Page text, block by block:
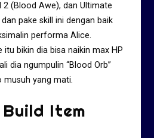
2 (Blood Awe), dan Ultimate
pake skill ini dengan baik
performa Alice.
itu bikin dia bisa naikin max HP
dia ngumpulin “Blood Orb”
musuh yang mati.
Item